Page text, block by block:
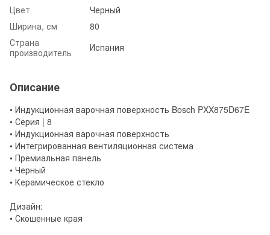
Цвет
Черный
Ширина, см
80
Страна
производитель
Испания
Описание
• Индукционная варочная поверхность Bosch PXX875D67E
• Серия | 8
• Индукционная варочная поверхность
• Интегрированная вентиляционная система
• Премиальная панель
• Черный
• Керамическое стекло
Дизайн:
• Скошенные края